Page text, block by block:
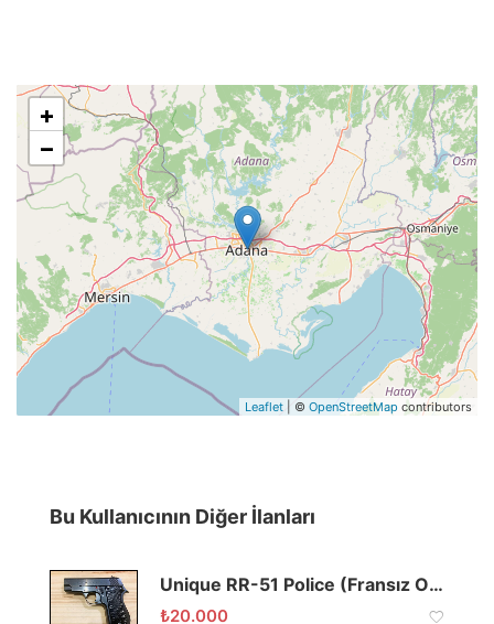
+
−
Leaflet | © OpenStreetMap contributors
Bu Kullanıcının Diğer İlanları
Unique RR-51 Police (Fransız Onlusu)
₺20.000